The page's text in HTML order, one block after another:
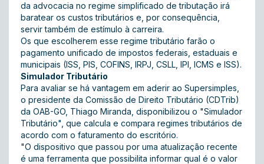
da advocacia no regime simplificado de tributação irá
baratear os custos tributários e, por consequência,
servir também de estímulo à carreira.
Os que escolherem esse regime tributário farão o
pagamento unificado de impostos federais, estaduais e
municipais (ISS, PIS, COFINS, IRPJ, CSLL, IPI, ICMS e ISS).
Simulador Tributário
Para avaliar se há vantagem em aderir ao Supersimples,
o presidente da Comissão de Direito Tributário (CDTrib)
da OAB-GO, Thiago Miranda, disponibilizou o "Simulador
Tributário", que calcula e compara regimes tributários de
acordo com o faturamento do escritório.
"O dispositivo que passou por uma atualização recente
é uma ferramenta que possibilita informar qual é o valor